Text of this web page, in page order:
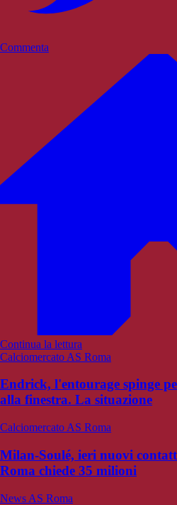
Commenta
Continua la lettura
Calciomercato AS Roma
Endrick, l'entourage spinge
alla finestra. La situazione
Calciomercato AS Roma
Milan-Soulé, ieri nuovi
Roma chiede 35 milioni
News AS Roma